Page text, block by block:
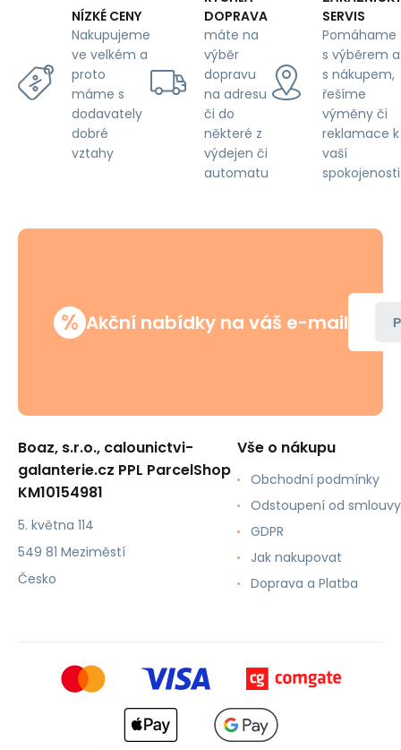
NÍZKÉ CENY
Nakupujeme
ve velkém a
proto
máme s
dodavately
dobré
vztahy
DOPRAVA
máte na
výběr
dopravu
na adresu
či do
některé z
výdejen či
automatu
SERVIS
Pomáhame
s výběrem a
s nákupem,
řešíme
výměny či
reklamace k
vaší
spokojenosti
% Akční nabídky na váš e-mail
Boaz, s.r.o., calounictvi-
galanterie.cz PPL ParcelShop
KM10154981
5. května 114
549 81 Meziměstí
Česko
Vše o nákupu
Obchodní podmínky
Odstoupení od smlouvy
GDPR
Jak nakupovat
Doprava a Platba